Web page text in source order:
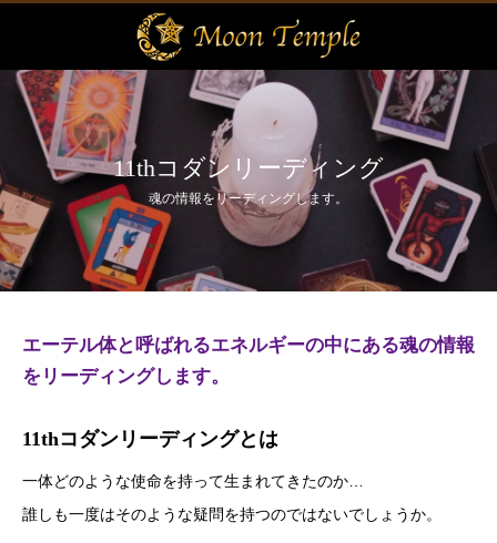
11thコダンリーディング
魂の情報をリーディングします。
エーテル体と呼ばれるエネルギーの中にある魂の情報
をリーディングします。
11thコダンリーディングとは
一体どのような使命を持って生まれてきたのか…
誰しも一度はそのような疑問を持つのではないでしょうか。